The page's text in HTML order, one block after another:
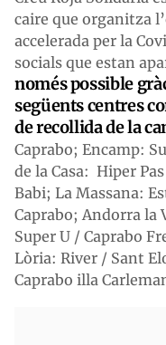
caire que organitza
accelerada per la
socials que estan
només possible
següents centres
de recollida de la
Caprabo; Encamp:
de la Casa: Hiper
Babi; La Massana:
Caprabo; Andorra la
Super U / Caprabo
Lòria: River / Sant
Caprabo illa